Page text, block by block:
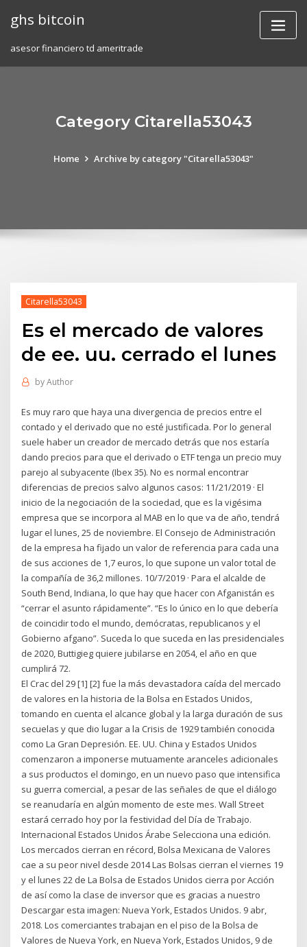
ghs bitcoin
asesor financiero td ameritrade
Category Citarella53043
Home Archive by category "Citarella53043"
Citarella53043
Es el mercado de valores
de ee. uu. cerrado el lunes
byAuthor
Es muy raro que haya una divergencia de precios entre el
contado y el derivado que no esté justificada. Por lo general
suele haber un creador de mercado detrás que nos estaría
dando precios para que el derivado o ETF tenga un precio muy
parejo al subyacente (Ibex 35). No es normal encontrar
diferencias de precios salvo algunos casos: 11/21/2019 · El
inicio de la negociación de la sociedad, que es la vigésima
empresa que se incorpora al MAB en lo que va de año, tendrá
lugar el lunes, 25 de noviembre. El Consejo de Administración
de la empresa ha fijado un valor de referencia para cada una
de sus acciones de 1,7 euros, lo que supone un valor total de
la compañía de 36,2 millones. 10/7/2019 · Para el alcalde de
South Bend, Indiana, lo que hay que hacer con Afganistán es
“cerrar el asunto rápidamente”. “Es lo único en lo que debería
de coincidir todo el mundo, demócratas, republicanos y el
Gobierno afgano”. Suceda lo que suceda en las presidenciales
de 2020, Buttigieg quiere jubilarse en 2054, el año en que
cumplirá 72.
El Crac del 29 [1] [2] fue la más devastadora caída del mercado
de valores en la historia de la Bolsa en Estados Unidos,
tomando en cuenta el alcance global y la larga duración de sus
secuelas y que dio lugar a la Crisis de 1929 también conocida
como La Gran Depresión. EE. UU. China y Estados Unidos
comenzaron a imponerse mutuamente aranceles adicionales
a sus productos el domingo, en un nuevo paso que intensifica
su guerra comercial, a pesar de las señales de que el diálogo
se reanudaría en algún momento de este mes. Wall Street
estará cerrado hoy por la festividad del Día de Trabajo.
Internacional Estados Unidos Árabe Selecciona una edición.
Los mercados cierran en récord, Bolsa Mexicana de Valores
cae a su peor nivel desde 2014 Las Bolsas cierran el viernes 19
y el lunes 22 de La Bolsa de Estados Unidos cierra por Acción
de así como la clase de inversor que es gracias a nuestro
Descargar esta imagen: Nueva York, Estados Unidos. 9 abr,
2018. Los comerciantes trabajan en el piso de la Bolsa de
Valores de Nueva York, en Nueva York, Estados Unidos, 9 de